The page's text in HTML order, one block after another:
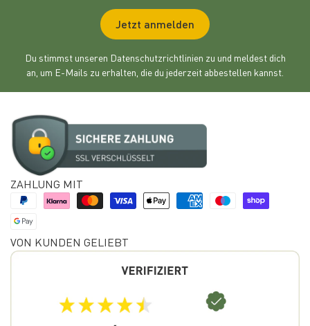
Jetzt anmelden
Du stimmst unseren Datenschutzrichtlinien zu und meldest dich
an, um E-Mails zu erhalten, die du jederzeit abbestellen kannst.
ZAHLUNG MIT
VON KUNDEN GELIEBT